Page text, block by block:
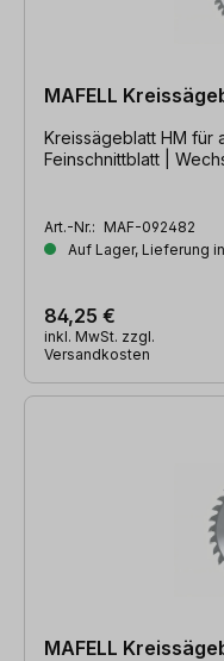
MAFELL
Kreissägeblatt HM für
Feinschnittblatt |
Art.-Nr.: MAF-092482
Auf Lager, Lieferung
84,25 €
inkl. MwSt. zzgl.
Versandkosten
MAFELL